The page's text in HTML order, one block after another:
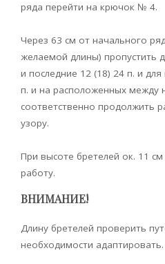
ряда перейти на крючок № 4.
Через 63 см от начального
желаемой длины) пропустить
и последние 12 (18) 24 п. и
п. и на расположенных между
соответственно продолжить
узору.
При высоте бретелей ок. 11
работу.
ВНИМАНИЕ!
Длину бретелей проверить
необходимости адаптировать.